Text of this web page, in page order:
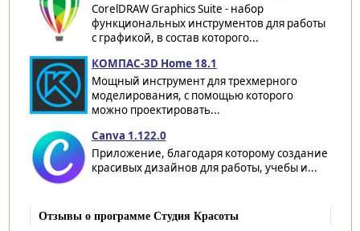
CorelDRAW Graphics Suite - набор
функциональных инструментов для работы
с графикой, в состав которого...
КОМПАС-3D Home 18.1
Мощный инструмент для трехмерного
моделирования, с помощью которого
можно проектировать...
Canva 1.122.0
Приложение, благодаря которому создание
красивых дизайнов для работы, учебы и...
Отзывы о программе Студия Красоты